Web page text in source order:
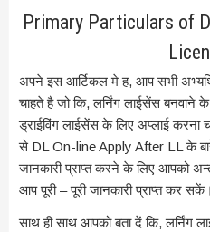
Primary Particulars of
अपने इस आर्टिकल मे ह, आप सभी
चाहते है जो कि, लर्निंग लाईसेंस बनवाने
ड्राईविंग लाईसेंस के लिए अप्लाई करना
से DL On-line Apply After LL के बारे
जानकारी प्राप्त करने के लिए आपको
आप पूरी – पूरी जानकारी प्राप्त कर सकें।
साथ ही साथ आपको बता दें कि, लर्निंग